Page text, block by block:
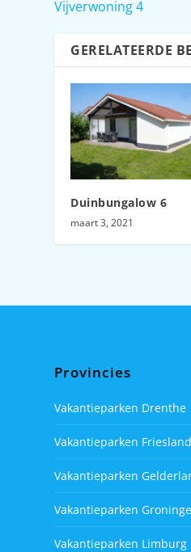
Vijverwoning 4
GERELATEERDE
Duinbungalow 6
maart 3, 2021
Provincies
Vakantieparken Drenthe
Vakantieparken Friesland
Vakantieparken
Vakantieparken
Vakantieparken Limburg